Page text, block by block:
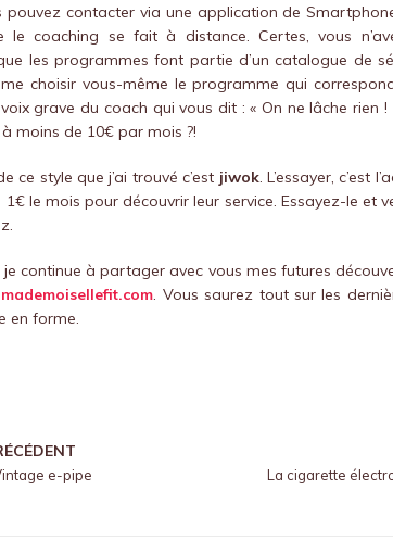
pouvez contacter via une application de
le coaching se fait à distance. Certes, vous
les programmes font partie d’un catalogue de
choisir vous-même le programme qui
grave du coach qui vous dit : « On ne lâche rien !
moins de 10€ par mois ?!
ce style que j’ai trouvé c’est jiwok. L’essayer, c’est
le mois pour découvrir leur service. Essayez-le et
continue à partager avec vous mes futures
mademoisellefit.com. Vous saurez tout sur les
en forme.
e-pipe
La cigarette